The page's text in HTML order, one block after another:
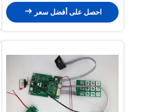
احصل على أفضل سعر